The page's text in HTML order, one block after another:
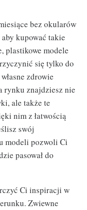
bez okularów
kupować takie
plastikowe modele
się tylko do
zdrowie
rynku znajdziesz nie
ale także te
nim z łatwością
swój
modeli pozwoli Ci
pasował do
Ci inspiracji w
Zwiewne